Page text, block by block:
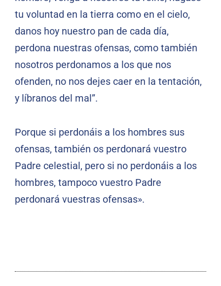
tu voluntad en la tierra como en el cielo,
danos hoy nuestro pan de cada día,
perdona nuestras ofensas, como también
nosotros perdonamos a los que nos
ofenden, no nos dejes caer en la tentación,
y líbranos del mal”.
Porque si perdonáis a los hombres sus
ofensas, también os perdonará vuestro
Padre celestial, pero si no perdonáis a los
hombres, tampoco vuestro Padre
perdonará vuestras ofensas».